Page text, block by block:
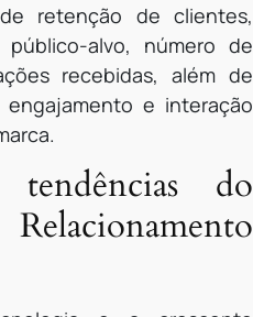
retenção de clientes,
alvo, número de
recebidas, além de
engajamento e interação
do